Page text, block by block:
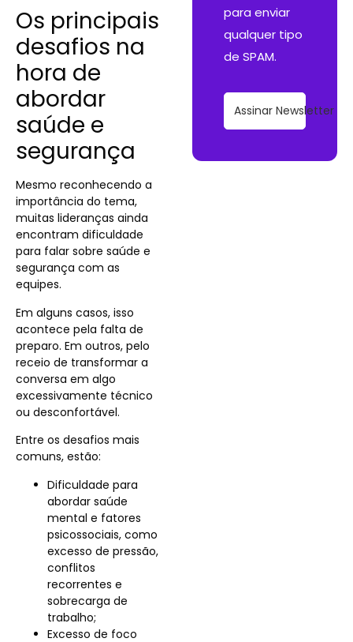
Os principais
desafios na
hora de
abordar
saúde e
segurança
Mesmo reconhecendo a
importância do tema,
muitas lideranças ainda
encontram dificuldade
para falar sobre saúde e
segurança com as
equipes.
Em alguns casos, isso
acontece pela falta de
preparo. Em outros, pelo
receio de transformar a
conversa em algo
excessivamente técnico
ou desconfortável.
Entre os desafios mais
comuns, estão:
Dificuldade para
abordar saúde
mental e fatores
psicossociais, como
excesso de pressão,
conflitos
recorrentes e
sobrecarga de
trabalho;
Excesso de foco
para enviar
qualquer tipo
de SPAM.
Assinar Newsletter